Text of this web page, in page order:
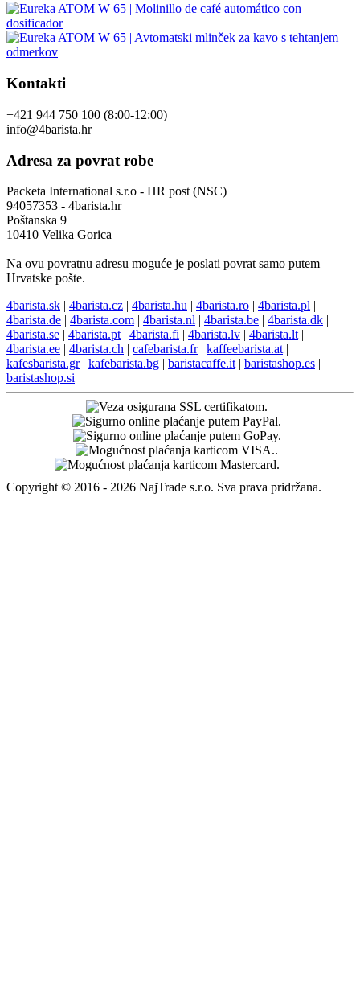
Kontakti
+421 944 750 100 (8:00-12:00)
info@4barista.hr
Adresa za povrat robe
Packeta International s.r.o - HR post (NSC)
94057353 - 4barista.hr
Poštanska 9
10410 Velika Gorica
Na ovu povratnu adresu moguće je poslati povrat samo putem
Hrvatske pošte.
4barista.sk | 4barista.cz | 4barista.hu | 4barista.ro | 4barista.pl |
4barista.de | 4barista.com | 4barista.nl | 4barista.be | 4barista.dk |
4barista.se | 4barista.pt | 4barista.fi | 4barista.lv | 4barista.lt |
4barista.ee | 4barista.ch | cafebarista.fr| kaffeebarista.at |
kafesbarista.gr| kafebarista.bg | baristacaffe.it | baristashop.es |
baristashop.si
Copyright © 2016 - 2026 NajTrade s.r.o. Sva prava pridržana.